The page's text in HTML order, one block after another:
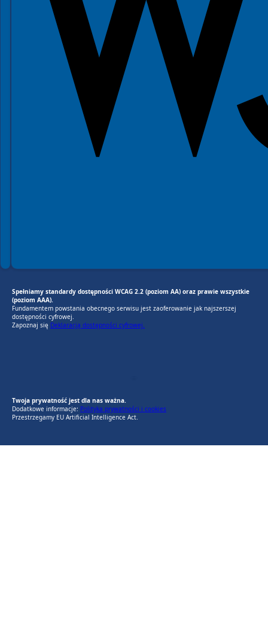
Spełniamy standardy dostępności WCAG 2.2 (poziom AA) oraz prawie wszystkie
(poziom AAA).
Fundamentem powstania obecnego serwisu jest zaoferowanie jak najszerszej
dostępności cyfrowej.
Zapoznaj się Deklaracją dostępności cyfrowej.
Twoja prywatność jest dla nas ważna.
Dodatkowe informacje: Polityka prywatności i cookies
Przestrzegamy EU Artificial Intelligence Act.